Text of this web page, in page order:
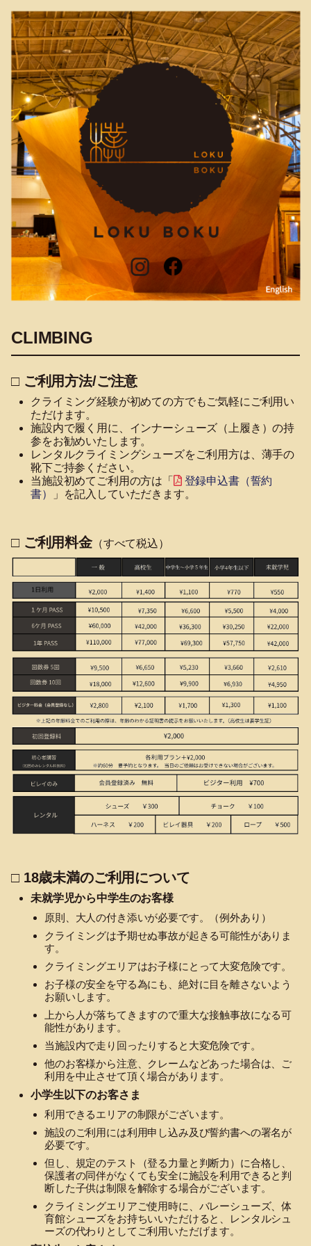
CLIMBING
□ ご利用方法/ご注意
クライミング経験が初めての方でもご気軽にご利用い
ただけます。
施設内で履く用に、インナーシューズ（上履き）の持
参をお勧めいたします。
レンタルクライミングシューズをご利用方は、薄手の
靴下ご持参ください。
当施設初めてご利用の方は「
登録申込書（誓約
書）
」を記入していただきます。
□ ご利用料金（すべて税込）
□ 18歳未満のご利用について
未就学児から中学生のお客様
原則、大人の付き添いが必要です。（例外あり）
クライミングは予期せぬ事故が起きる可能性がありま
す。
クライミングエリアはお子様にとって大変危険です。
お子様の安全を守る為にも、絶対に目を離さないよう
お願いします。
上から人が落ちてきますので重大な接触事故になる可
能性があります。
当施設内で走り回ったりすると大変危険です。
他のお客様から注意、クレームなどあった場合は、ご
利用を中止させて頂く場合があります。
小学生以下のお客さま
利用できるエリアの制限がございます。
施設のご利用には利用申し込み及び誓約書への署名が
必要です。
但し、規定のテスト（登る力量と判断力）に合格し、
保護者の同伴がなくても安全に施設を利用できると判
断した子供は制限を解除する場合がございます。
クライミングエリアご使用時に、バレーシューズ、体
育館シューズをお持ちいいただけると、レンタルシュ
ーズの代わりとしてご利用いただげます。